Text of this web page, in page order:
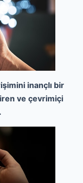
inançlı bir
ve çevrimiçi